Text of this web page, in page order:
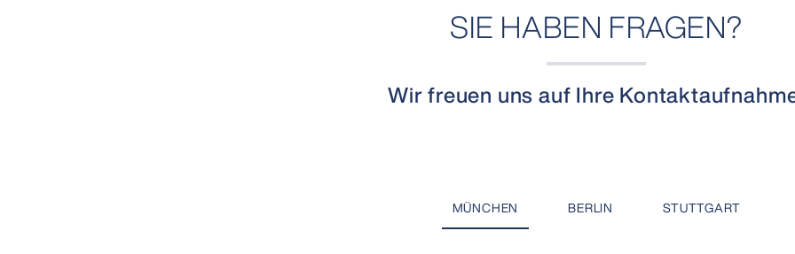
SIE HABEN FRAGEN?
Wir freuen uns auf Ihre
MÜNCHEN BERLIN STUTTGART